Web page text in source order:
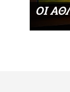
ΟΙ